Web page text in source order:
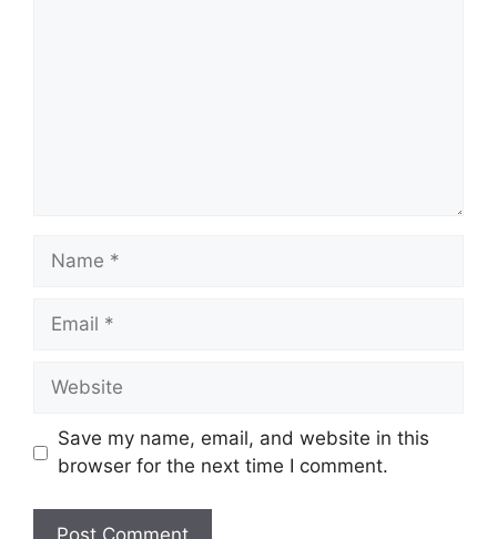
Name
Email
Website
Save my name, email, and website in this
browser for the next time I comment.